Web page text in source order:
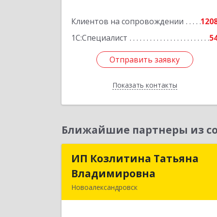
Клиентов на сопровождении
1С:Специалист
Отправить заявку
Показать контакты
Отправить заявку
Назад
Ближайшие партнеры из
ИП Козлитина Татьяна
Владимировна
Новоалександровск
ИП Козлитина Татьяна
Владимировна